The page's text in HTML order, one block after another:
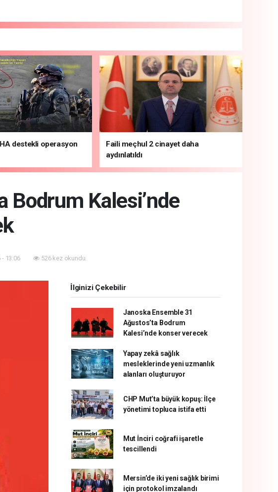
destekli operasyon
Faili meçhul 2 cinayet daha
aydınlatıldı
Bodrum Kalesi’nde
- 13:06 526 kez okundu.
İlginizi Çekebilir
Janoska Ensemble 31
Ağustos’ta Bodrum
Kalesi’nde konser verecek
Yapay zekâ sağlık
mesleklerinde yeni uzmanlık
alanları oluşturuyor
CHP Mut’ta büyük kopuş: İlçe
yönetimi topluca istifa etti
Mut İnciri coğrafi işaretle
tescillendi
Mersin’de iki yeni sağlık birimi
için protokol imzalandı